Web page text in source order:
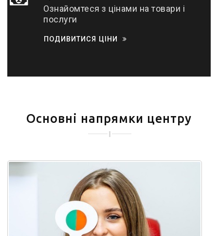
Ознайомтеся з цінами на товари і
послуги
ПОДИВИТИСЯ ЦІНИ
Основні напрямки центру